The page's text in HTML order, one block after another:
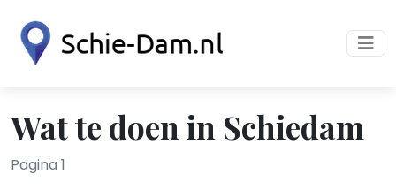
Wat te doen in Schiedam
Pagina 1